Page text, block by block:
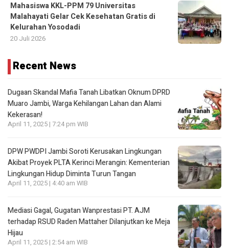
Mahasiswa KKL-PPM 79 Universitas
Malahayati Gelar Cek Kesehatan Gratis di
Kelurahan Yosodadi
20 Juli 2026
Recent News
Dugaan Skandal Mafia Tanah Libatkan Oknum DPRD
Muaro Jambi, Warga Kehilangan Lahan dan Alami
Kekerasan!
April 11, 2025 | 7:24 pm WIB
DPW PWDPI Jambi Soroti Kerusakan Lingkungan
Akibat Proyek PLTA Kerinci Merangin: Kementerian
Lingkungan Hidup Diminta Turun Tangan
April 11, 2025 | 4:40 am WIB
Mediasi Gagal, Gugatan Wanprestasi PT. AJM
terhadap RSUD Raden Mattaher Dilanjutkan ke Meja
Hijau
April 11, 2025 | 2:54 am WIB